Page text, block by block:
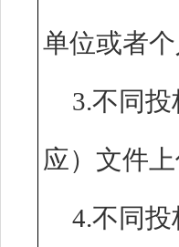
单位或者
3.不同
应）文
4.不同